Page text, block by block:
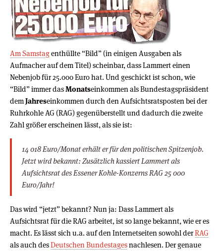
Am Samstagenthüllte “Bild” (in einigen Ausgaben als
Aufmacher auf dem Titel) scheinbar, dass Lammert einen
Nebenjob für 25.000 Euro hat. Und geschickt ist schon, wie
“Bild” immer dasMonatseinkommen als Bundestagspräsident
demJahreseinkommen durch den Aufsichtsratsposten bei der
Ruhrkohle AG (RAG) gegenüberstellt und dadurch die zweite
Zahl größer erscheinen lässt, als sie ist:
14 018 Euro/Monat erhält er für den politischen Spitzenjob.
Jetzt wird bekannt: Zusätzlich kassiert Lammert als
Aufsichtsrat des Essener Kohle-Konzerns RAG 25 000
Euro/Jahr!
Das wird “jetzt” bekannt? Nun ja: Dass Lammert als
Aufsichtsrat für die RAG arbeitet, ist so lange bekannt, wie er es
macht. Es lässt sich u.a. auf den Internetseiten sowohl derRAG
als auch desDeutschen Bundestagesnachlesen. Der genaue